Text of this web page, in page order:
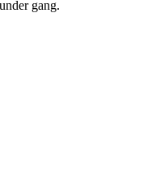
gang.